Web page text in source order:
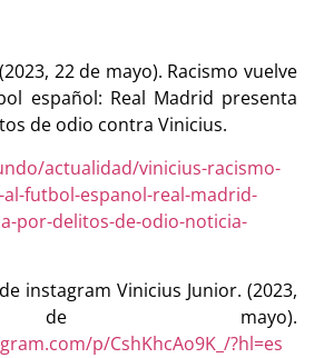
22 de mayo). Racismo vuelve
español: Real Madrid presenta
de odio contra Vinicius.
actualidad/vinicius-racismo-
al-futbol-espanol-real-madrid-
por-delitos-de-odio-noticia-
instagram Vinicius Junior. (2023,
mayo).
p/CshKhcAo9K_/?hl=es